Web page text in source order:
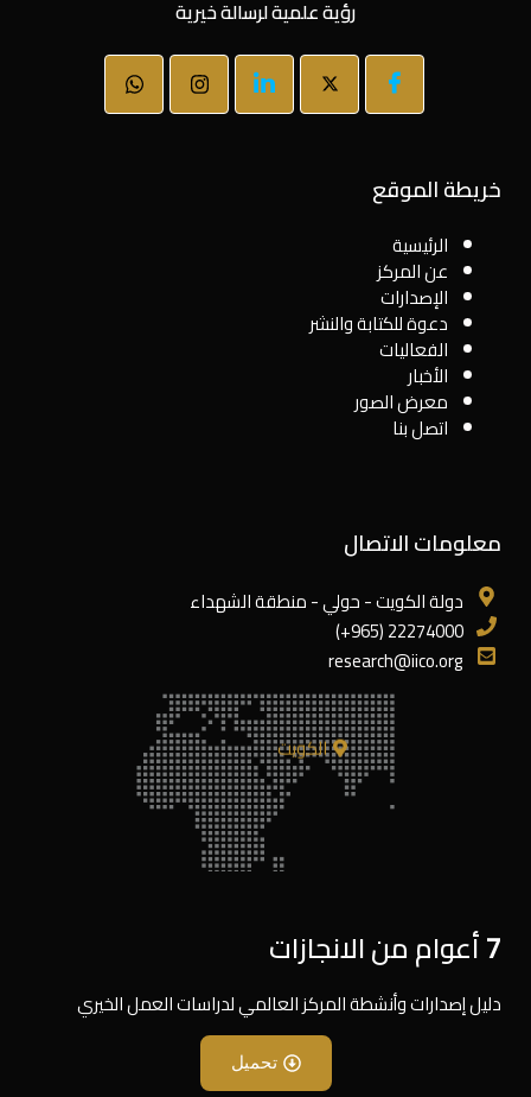
رؤية علمية لرسالة خيرية
خريطة الموقع
الرئيسية
عن المركز
الإصدارات
دعوة للكتابة والنشر
الفعاليات
الأخبار
معرض الصور
اتصل بنا
معلومات الاتصال
دولة الكويت - حولي - منطقة الشهداء
22274000 (965+)
research@iico.org
الكويت
7 أعوام من الانجازات
دليل إصدارات وأنشطة المركز العالمي لدراسات العمل الخيري
تحميل